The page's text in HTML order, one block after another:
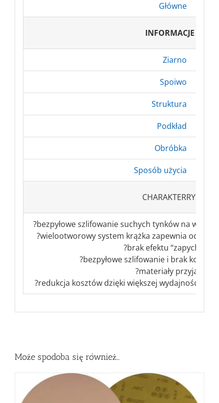
Główne
INFORMACJE
Ziarno
Spoiwo
Struktura
Podkład
Obróbka
Sposób użycia
?bezpyłowe szlifowanie suchych tynków na
?wielootworowy system krążka zapewnia
?brak efektu “zapychania
?bezpyłowe szlifowanie i brak
?materiały przyjazne
?redukcja kosztów dzięki większej wydajności i
Może spodoba się również…